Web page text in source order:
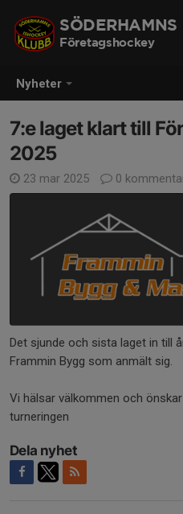
Nyheter
SÖDERHAMNS
Företagshockey
7:e laget klart till
2025
23 mar 2025 0
Det sjunde och sista laget in till
Frammin Bygg som anmält sig.
Vi hälsar välkommen och
turneringen
Dela nyhet